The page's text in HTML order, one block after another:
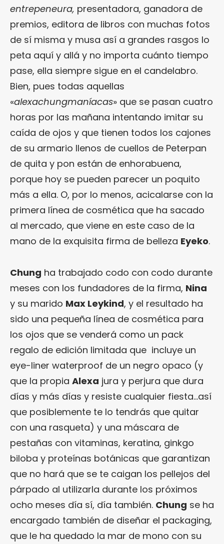
entrepeneura, presentadora, ganadora de
premios, editora de libros con muchas fotos
de sí misma y musa así a grandes rasgos lo
peta aquí y allá y no importa cuánto tiempo
pase, ella siempre sigue en el candelabro.
Bien, pues todas aquellas
«alexachungmaníacas» que se pasan cuatro
horas por las mañana intentando imitar su
caída de ojos y que tienen todos los cajones
de su armario llenos de cuellos de Peterpan
de quita y pon están de enhorabuena,
porque hoy se pueden parecer un poquito
más a ella. O, por lo menos, acicalarse con la
primera línea de cosmética que ha sacado
al mercado, que viene en este caso de la
mano de la exquisita firma de belleza Eyeko.
Chung ha trabajado codo con codo durante
meses con los fundadores de la firma, Nina
y su marido Max Leykind, y el resultado ha
sido una pequeña línea de cosmética para
los ojos que se venderá como un pack
regalo de edición limitada que incluye un
eye-liner waterproof de un negro opaco (y
que la propia Alexa jura y perjura que dura
días y más días y resiste cualquier fiesta…así
que posiblemente te lo tendrás que quitar
con una rasqueta) y una máscara de
pestañas con vitaminas, keratina, ginkgo
biloba y proteínas botánicas que garantizan
que no hará que se te caigan los pellejos del
párpado al utilizarla durante los próximos
ocho meses día sí, día también. Chung se ha
encargado también de diseñar el packaging,
que le ha quedado la mar de mono con su